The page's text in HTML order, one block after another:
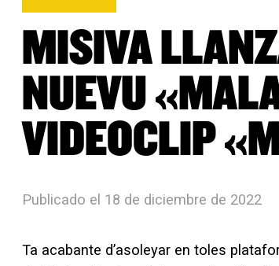
MISIVA
NUEVU
VIDEOCLIP
Publicado el 18 de diciembre de 2022
Ta acabante d’asoleyar en toles